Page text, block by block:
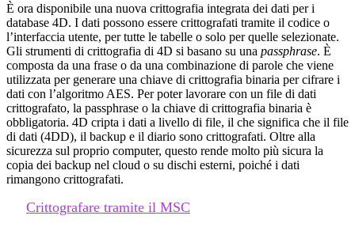
È ora disponibile una nuova crittografia integrata dei dati per i
database 4D. I dati possono essere crittografati tramite il codice o
l’interfaccia utente, per tutte le tabelle o solo per quelle selezionate.
Gli strumenti di crittografia di 4D si basano su una passphrase. È
composta da una frase o da una combinazione di parole che viene
utilizzata per generare una chiave di crittografia binaria per cifrare i
dati con l’algoritmo AES. Per poter lavorare con un file di dati
crittografato, la passphrase o la chiave di crittografia binaria è
obbligatoria. 4D cripta i dati a livello di file, il che significa che il file
di dati (4DD), il backup e il diario sono crittografati. Oltre alla
sicurezza sul proprio computer, questo rende molto più sicura la
copia dei backup nel cloud o su dischi esterni, poiché i dati
rimangono crittografati.
Crittografare tramite il MSC